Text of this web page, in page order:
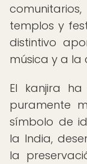
templos y
distintivo
música y a la
El kanjira
puramente
símbolo de
la India,
la